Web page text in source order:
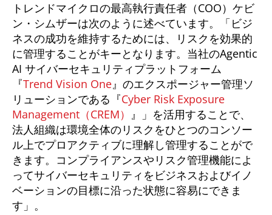
トレンドマイクロの最高執行責任者（COO）ケビ
ン・シムザーは次のように述べています。「ビジ
ネスの成功を維持するためには、リスクを効果的
に管理することがキーとなります。当社のAgentic
AI サイバーセキュリティプラットフォーム
『Trend Vision One』のエクスポージャー管理ソ
リューションである『Cyber Risk Exposure
Management（CREM） 』」を活用することで、
法人組織は環境全体のリスクをひとつのコンソー
ル上でプロアクティブに理解し管理することがで
きます。コンプライアンスやリスク管理機能によ
ってサイバーセキュリティをビジネスおよびイノ
ベーションの目標に沿った状態に容易にできま
す」。